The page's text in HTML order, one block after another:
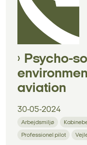
Psycho-
aviation
30-05-2024
Arbejdsmiljø
Professionel pilot